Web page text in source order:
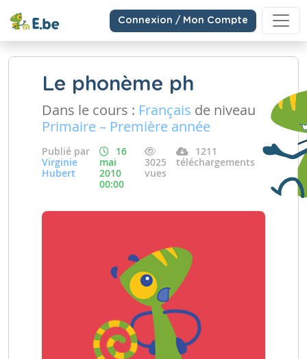
Connexion / Mon Compte
Le phonème ph
Dans le cours : Français de niveau
Primaire – Première année
Publié par
Virginie
Hubert
16
mai
2010
00:00
3025
vues
1211
téléchargements